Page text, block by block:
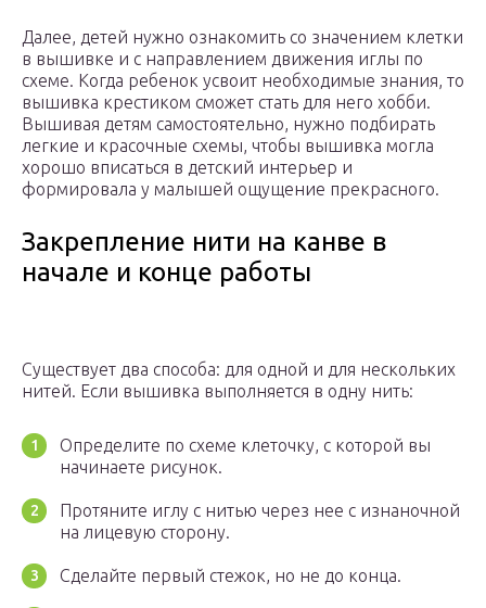
Далее, детей нужно ознакомить со значением клетки
в вышивке и с направлением движения иглы по
схеме. Когда ребенок усвоит необходимые знания, то
вышивка крестиком сможет стать для него хобби.
Вышивая детям самостоятельно, нужно подбирать
легкие и красочные схемы, чтобы вышивка могла
хорошо вписаться в детский интерьер и
формировала у малышей ощущение прекрасного.
Закрепление нити на канве в
начале и конце работы
Существует два способа: для одной и для нескольких
нитей. Если вышивка выполняется в одну нить:
Определите по схеме клеточку, с которой вы
начинаете рисунок.
Протяните иглу с нитью через нее с изнаночной
на лицевую сторону.
Сделайте первый стежок, но не до конца.